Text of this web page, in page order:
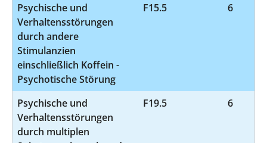
Psychische und
Verhaltensstörungen
durch andere
Stimulanzien
einschließlich Koffein -
Psychotische Störung
F15.5 6
Psychische und
Verhaltensstörungen
durch multiplen
F19.5 6